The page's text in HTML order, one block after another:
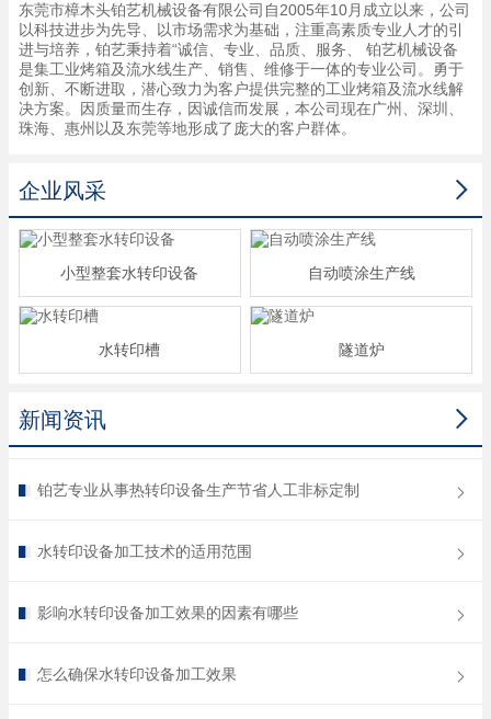
东莞市樟木头铂艺机械设备有限公司自2005年10月成立以来，公司
以科技进步为先导、以市场需求为基础，注重高素质专业人才的引
进与培养，铂艺秉持着“诚信、专业、品质、服务、 铂艺机械设备
是集工业烤箱及流水线生产、销售、维修于一体的专业公司。勇于
创新、不断进取，潜心致力为客户提供完整的工业烤箱及流水线解
决方案。因质量而生存，因诚信而发展，本公司现在广州、深圳、
珠海、惠州以及东莞等地形成了庞大的客户群体。

企业风采
小型整套水转印设备 自动喷涂生产线
水转印槽 隧道炉

新闻资讯
铂艺专业从事热转印设备生产节省人工非标定制
水转印设备加工技术的适用范围
影响水转印设备加工效果的因素有哪些
怎么确保水转印设备加工效果